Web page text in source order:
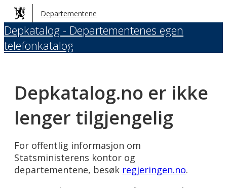
Hopp
til
hovedinnhold
Departementene
Depkatalog - Departementenes egen
telefonkatalog
Depkatalog.no er ikke
lenger tilgjengelig
For offentlig informasjon om
Statsministerens kontor og
departementene, besøk regjeringen.no.